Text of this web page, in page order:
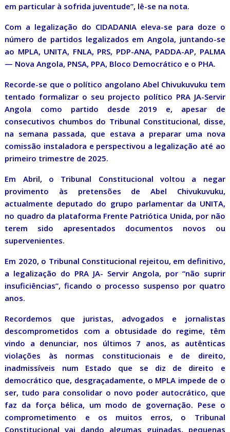
em particular à sofrida juventude”, lê-se na nota.
Com a legalização do CIDADANIA eleva-se para doze o
número de partidos legalizados em Angola, juntando-se
ao MPLA, UNITA, FNLA, PRS, PDP-ANA, PADDA-AP, PALMA
— Nova Angola, PNSA, PPA, Bloco Democrático e o PHA.
Recorde-se que o político angolano Abel Chivukuvuku tem
tentado formalizar o seu projecto político PRA JA-Servir
Angola como partido desde 2019 e, apesar de
consecutivos chumbos do Tribunal Constitucional, disse,
na semana passada, que estava a preparar uma nova
comissão instaladora e perspectivou a legalização até ao
primeiro trimestre de 2025.
Em Abril, o Tribunal Constitucional voltou a negar
provimento às pretensões de Abel Chivukuvuku,
actualmente deputado do grupo parlamentar da UNITA,
no quadro da plataforma Frente Patriótica Unida, por não
terem sido apresentados documentos novos ou
supervenientes.
Em 2020, o Tribunal Constitucional rejeitou, em definitivo,
a legalização do PRA JA- Servir Angola, por “não suprir
insuficiências”, ficando o processo suspenso por quatro
anos.
Recordemos que juristas, advogados e jornalistas
descomprometidos com a obtusidade do regime, têm
vindo a denunciar, nos últimos 7 anos, as autênticas
violações às normas constitucionais e de direito,
inadmissíveis num Estado que se diz de direito e
democrático que, desgraçadamente, o MPLA impede de o
ser, tudo para consolidar o novo poder autocrático, que
faz da força bélica, um modo de governação. Pese o
comprometimento e os muitos erros, o Tribunal
Constitucional vai dando algumas guinadas, pequenas